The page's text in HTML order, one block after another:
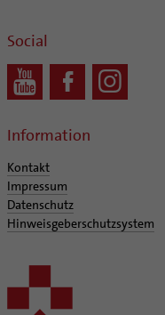
Social
Information
Kontakt
Impressum
Datenschutz
Hinweisgeberschutzsystem